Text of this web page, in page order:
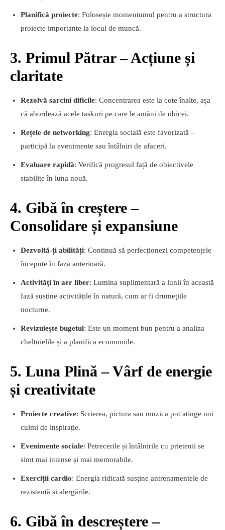
Planifică proiecte: Folosește momentumul pentru a structura
proiecte importante la locul de muncă.
3. Primul Pătrar – Acțiune și
claritate
Rezolvă sarcini dificile: Concentrarea este la cote înalte, așa
că abordează acele taskuri pe care le amâni de obicei.
Rețele de networking: Energia socială este favorizată –
participă la evenimente sau întâlniri de afaceri.
Evaluare rapidă: Verifică progresul față de obiectivele
stabilite în luna nouă.
4. Gibă în creștere –
Consolidare și expansiune
Dezvoltă-ți abilități: Continuă să perfecționezi competențele
începute în faza anterioară.
Activități în aer liber: Lumina suplimentară a lunii în această
fază susține activitățile în natură, cum ar fi drumețiile
nocturne.
Revizuiește bugetul: Este un moment bun pentru a analiza
cheltuielile și a planifica economiile.
5. Luna Plină – Vârf de energie
și creativitate
Proiecte creative: Scrierea, pictura sau muzica pot atinge noi
culmi de inspirație.
Evenimente sociale: Petrecerile și întâlnirile cu prietenii se
simt mai intense și mai memorabile.
Exerciții cardio: Energia ridicată susține antrenamentele de
rezistență și alergările.
6. Gibă în descreștere –